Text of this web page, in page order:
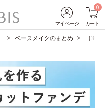
マイページ
0
カート
ベースメイクのまとめ 【30